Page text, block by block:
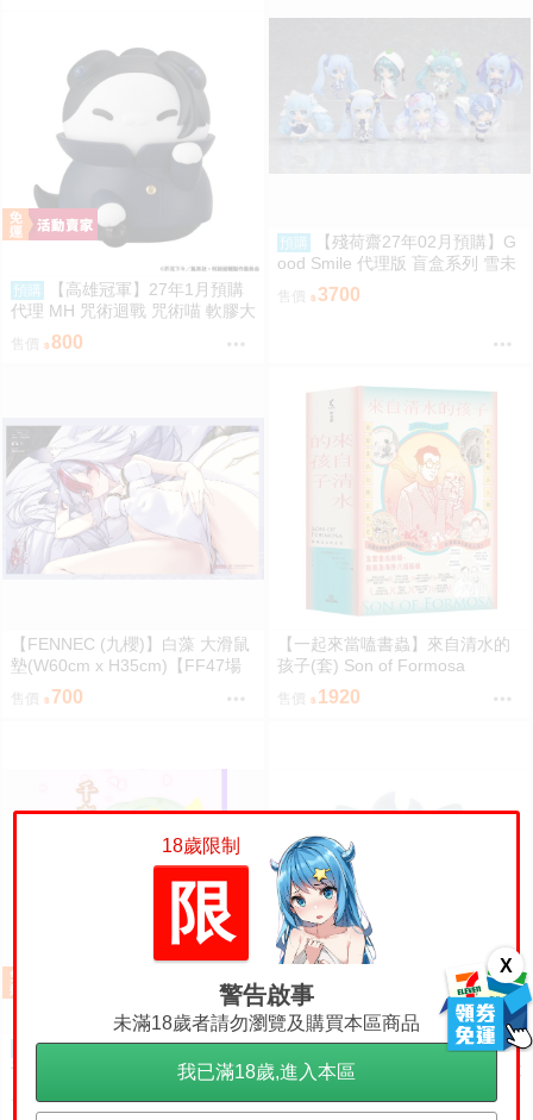
X
預購
【高雄冠軍】27年1月預購
代理 MH 咒術迴戰 咒術喵 軟膠大
貓咪 夏油傑 再版 免訂金0813
800
預購
【殘荷齋27年02月預購】G
ood Smile 代理版 盲盒系列 雪未
來全明星 模型收藏 Vol.2 盒玩 09
3700
【FENNEC (九櫻)】白藻 大滑鼠
墊(W60cm x H35cm)【FF47場
前預購】{宅即門}
售價 700
【一起來當嗑書蟲】來自清水的
孩子(套) Son of Formosa
售價 1920
預購 （四葉亭）預約8月 C108
千恋*万花 十周年合同 せしおダ
售價 700
預購 【高雄冠軍】27年1月預購
代理 MH 咒術迴戰 咒術喵 軟膠大
售價 800
18歲限制
限
警告啟事
未滿18歲者請勿瀏覽及購買本區商品
我已滿18歲,進入本區